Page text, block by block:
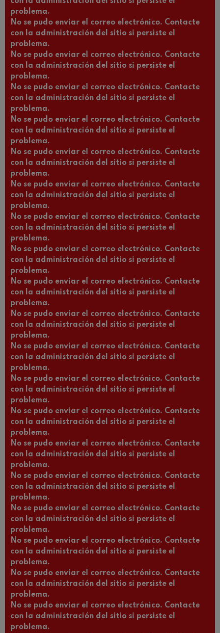
problema.
No se pudo enviar el correo electrónico. Contacte
con la administración del sitio si persiste el
problema.
No se pudo enviar el correo electrónico. Contacte
con la administración del sitio si persiste el
problema.
No se pudo enviar el correo electrónico. Contacte
con la administración del sitio si persiste el
problema.
No se pudo enviar el correo electrónico. Contacte
con la administración del sitio si persiste el
problema.
No se pudo enviar el correo electrónico. Contacte
con la administración del sitio si persiste el
problema.
No se pudo enviar el correo electrónico. Contacte
con la administración del sitio si persiste el
problema.
No se pudo enviar el correo electrónico. Contacte
con la administración del sitio si persiste el
problema.
No se pudo enviar el correo electrónico. Contacte
con la administración del sitio si persiste el
problema.
No se pudo enviar el correo electrónico. Contacte
con la administración del sitio si persiste el
problema.
No se pudo enviar el correo electrónico. Contacte
con la administración del sitio si persiste el
problema.
No se pudo enviar el correo electrónico. Contacte
con la administración del sitio si persiste el
problema.
No se pudo enviar el correo electrónico. Contacte
con la administración del sitio si persiste el
problema.
No se pudo enviar el correo electrónico. Contacte
con la administración del sitio si persiste el
problema.
No se pudo enviar el correo electrónico. Contacte
con la administración del sitio si persiste el
problema.
No se pudo enviar el correo electrónico. Contacte
con la administración del sitio si persiste el
problema.
No se pudo enviar el correo electrónico. Contacte
con la administración del sitio si persiste el
problema.
No se pudo enviar el correo electrónico. Contacte
con la administración del sitio si persiste el
problema.
No se pudo enviar el correo electrónico. Contacte
con la administración del sitio si persiste el
problema.
No se pudo enviar el correo electrónico. Contacte
con la administración del sitio si persiste el
problema.